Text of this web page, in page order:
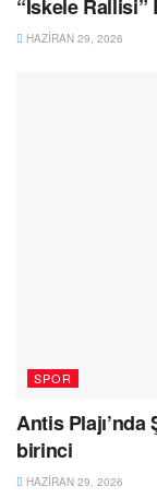
“İskele
HAZIRAN 29, 2026
SPOR
Antis
birinci
HAZIRAN 29, 2026